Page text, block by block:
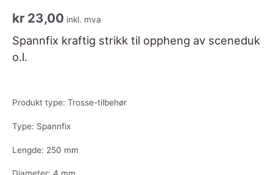
kr 23,00 inkl. mva
Spannfix kraftig strikk til oppheng av sceneduk
o.l.
Produkt type: Trosse-tilbehør
Type: Spannfix
Lengde: 250 mm